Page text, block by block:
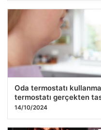
Oda termostatı
termostatı gerçekten
14/10/2024